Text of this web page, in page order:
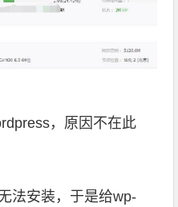
，原因不在此
法安装，于是给wp-